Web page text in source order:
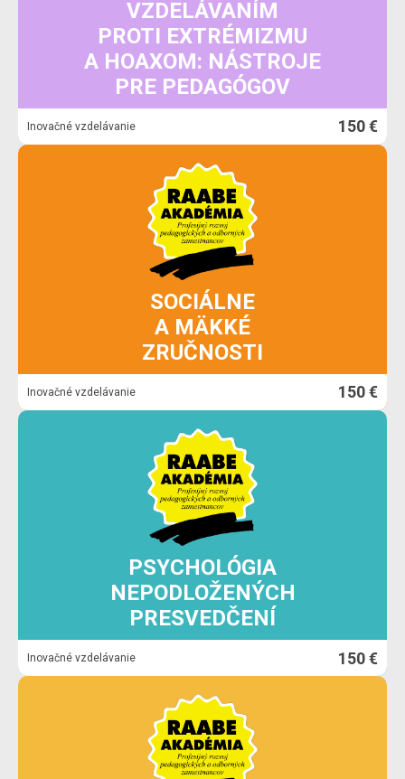
VZDELÁVANÍM
PROTI EXTRÉMIZMU
A HOAXOM: NÁSTROJE
PRE PEDAGÓGOV
Inovačné vzdelávanie 150 €
SOCIÁLNE
A MÄKKÉ
ZRUČNOSTI
Inovačné vzdelávanie 150 €
PSYCHOLÓGIA
NEPODLOŽENÝCH
PRESVEDČENÍ
Inovačné vzdelávanie 150 €